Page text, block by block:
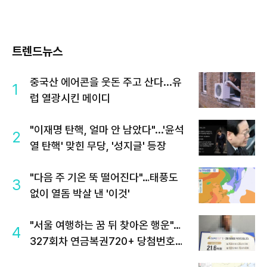
트렌드뉴스
1
중국산 에어콘을 웃돈 주고 산다...유
럽 열광시킨 메이디
2
"이재명 탄핵, 얼마 안 남았다"...'윤석
열 탄핵' 맞힌 무당, '성지글' 등장
3
"다음 주 기온 뚝 떨어진다"…태풍도
없이 열돔 박살 낸 '이것'
4
"서울 여행하는 꿈 뒤 찾아온 행운"…
327회차 연금복권720+ 당첨번호조